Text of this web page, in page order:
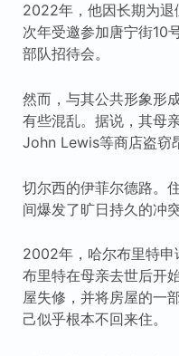
2022年，他因长期为退
次年受邀参加唐宁街10
部队招待会。
然而，与其公共形象形
有些混乱。据说，其母
John Lewis等商店盗窃
切尔西的伊菲尔德路。
间爆发了旷日持久的冲突
2002年，哈尔布里特申
布里特在母亲去世后开
屋失修，并将房屋的一
己似乎根本不回来住。